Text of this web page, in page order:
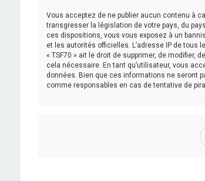
Vous acceptez de ne publier aucun contenu à
transgresser la législation de votre pays, du
ces dispositions, vous vous exposez à un
et les autorités officielles. L’adresse IP de
« TSF70 » ait le droit de supprimer, de modifier,
cela nécessaire. En tant qu’utilisateur, vous
données. Bien que ces informations ne seront
comme responsables en cas de tentative de